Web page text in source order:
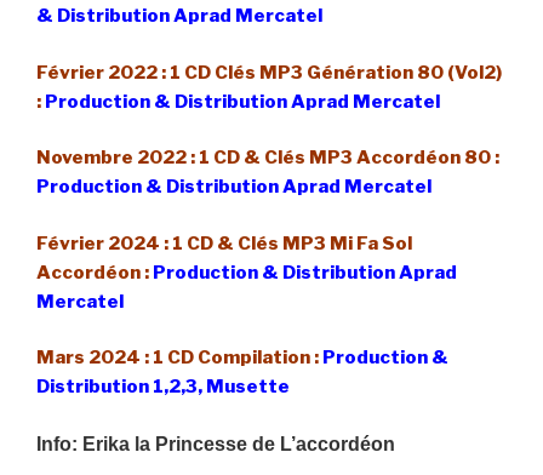
& Distribution Aprad Mercatel
Février 2022 : 1 CD Clés MP3 Génération 80 (Vol2)
: Production & Distribution Aprad Mercatel
Novembre 2022 : 1 CD & Clés MP3 Accordéon 80 :
Production & Distribution Aprad Mercatel
Février 2024 : 1 CD & Clés MP3 Mi Fa Sol
Accordéon : Production & Distribution Aprad
Mercatel
Mars 2024 : 1 CD Compilation : Production &
Distribution 1,2,3, Musette
Info: Erika la Princesse de L’accordéon